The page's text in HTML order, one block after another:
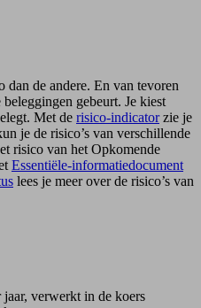
dan de andere. En van tevoren
gebeurt. Je kiest
Met de risico-indicatorzie je
je de risico’s van verschillende
risico van het Opkomende
Essentiële-informatiedocument
lees je meer over de risico’s van
verwerkt in de koers